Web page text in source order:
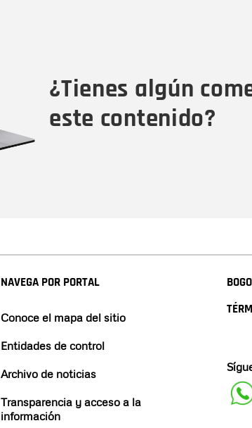
¿Tienes algún
este contenido?
NAVEGA POR PORTAL
Conoce el mapa del sitio
Entidades de control
Archivo de noticias
Transparencia y acceso a la
información